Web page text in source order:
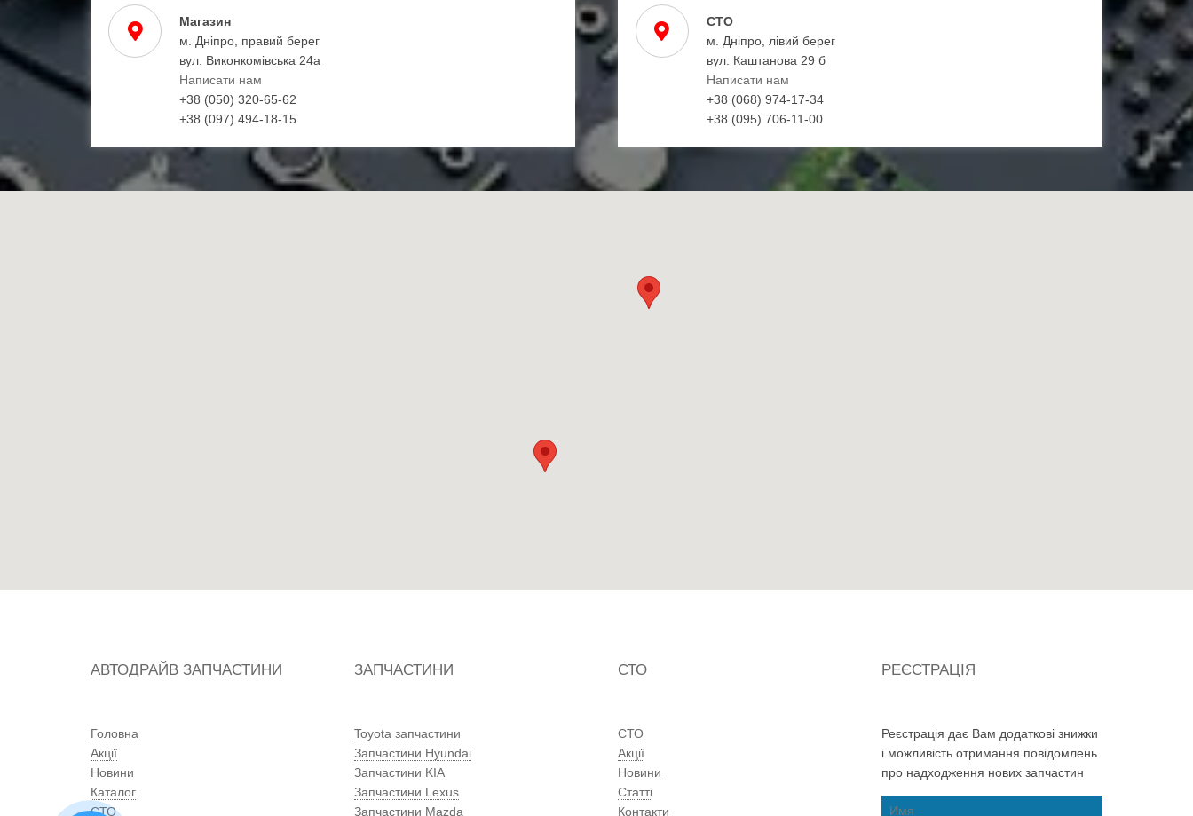
Магазин
м. Дніпро, правий берег
вул. Виконкомівська 24а
Написати нам
+38 (050) 320-65-62
+38 (097) 494-18-15
СТО
м. Дніпро, лівий берег
вул. Каштанова 29 б
Написати нам
+38 (068) 974-17-34
+38 (095) 706-11-00
АВТОДРАЙВ ЗАПЧАСТИНИ
Головна
Акції
Новини
Каталог
СТО
ЗАПЧАСТИНИ
Toyota запчастини
Запчастини Hyundai
Запчастини KIA
Запчастини Lexus
Запчастини Mazda
СТО
СТО
Акції
Новини
Статті
Контакти
РЕЄСТРАЦІЯ
Реєстрація дає Вам додаткові знижки
і можливість отримання повідомлень
про надходження нових запчастин